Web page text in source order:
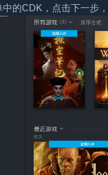
的CDK，点击下一步